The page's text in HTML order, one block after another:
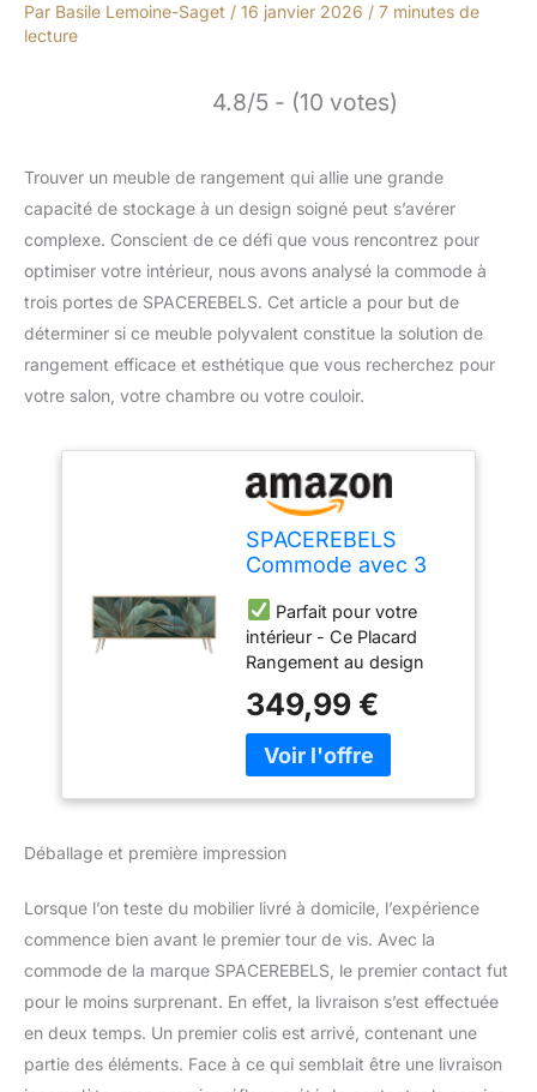
Par Basile Lemoine-Saget / 16 janvier 2026 / 7 minutes de
lecture
4.8/5 - (10 votes)
Trouver un meuble de rangement qui allie une grande
capacité de stockage à un design soigné peut s’avérer
complexe. Conscient de ce défi que vous rencontrez pour
optimiser votre intérieur, nous avons analysé la commode à
trois portes de SPACEREBELS. Cet article a pour but de
déterminer si ce meuble polyvalent constitue la solution de
rangement efficace et esthétique que vous recherchez pour
votre salon, votre chambre ou votre couloir.
SPACEREBELS
Commode avec 3
Rangement -
Meuble de
Rangement -
Commode d’entrée
- Rangement pour
Salon Chambre,
Salle à Manger ou
Couloir
Parfait pour votre
intérieur - Ce Placard
Rangement au design
façades texturées
s’intègre parfaitement
dans n’importe quelle
également être utilisé
la salle à manger, idéale
pour y placer un bouquet
de fleurs ou d’autres
un excellent meuble TV !
Grand espace de
rangement - De la place
349,99 €
Déballage et première impression
Lorsque l’on teste du mobilier livré à domicile, l’expérience
commence bien avant le premier tour de vis. Avec la
commode de la marque SPACEREBELS, le premier contact fut
pour le moins surprenant. En effet, la livraison s’est effectuée
en deux temps. Un premier colis est arrivé, contenant une
partie des éléments. Face à ce qui semblait être une livraison